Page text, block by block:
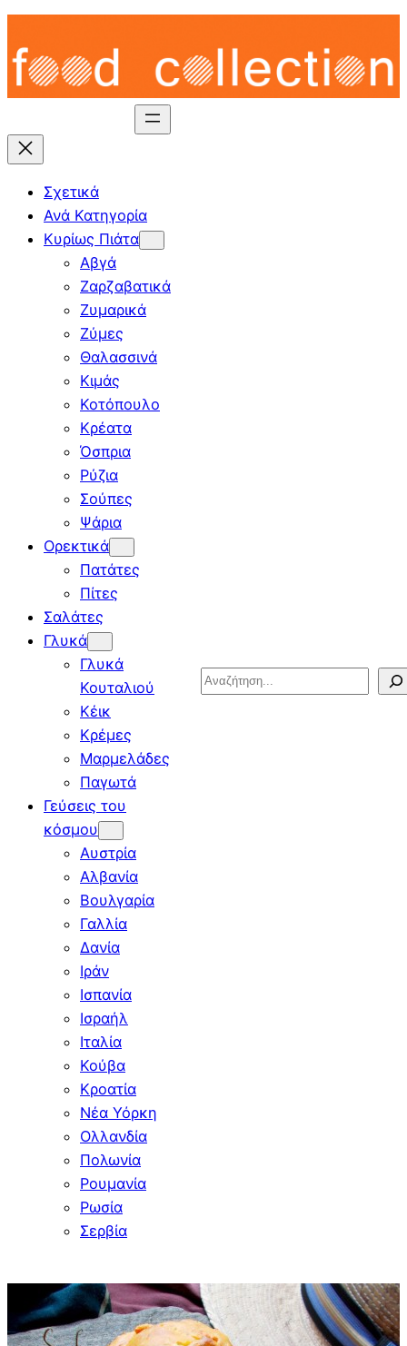
Skip
content
Σχετικά
Ανά Κατηγορία
Κυρίως Πιάτα
Αβγά
Ζαρζαβατικά
Ζυμαρικά
Ζύμες
Θαλασσινά
Κιμάς
Κοτόπουλο
Κρέατα
Όσπρια
Ρύζια
Σούπες
Ψάρια
Ορεκτικά
Πατάτες
Πίτες
Σαλάτες
Γλυκά
Γλυκά
Κουταλιού
Κέικ
Κρέμες
Μαρμελάδες
Παγωτά
Γεύσεις του
κόσμου
Αυστρία
Αλβανία
Βουλγαρία
Γαλλία
Δανία
Ιράν
Ισπανία
Ισραήλ
Ιταλία
Κούβα
Κροατία
Νέα Υόρκη
Ολλανδία
Πολωνία
Ρουμανία
Ρωσία
Σερβία
Search